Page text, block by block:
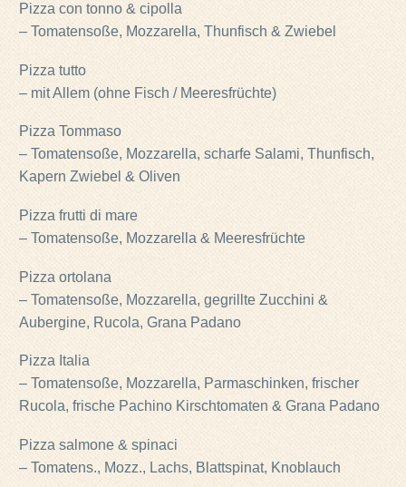
Pizza con tonno & cipolla
– Tomatensoße, Mozzarella, Thunfisch & Zwiebel
Pizza tutto
– mit Allem (ohne Fisch / Meeresfrüchte)
Pizza Tommaso
– Tomatensoße, Mozzarella, scharfe Salami, Thunfisch,
Kapern Zwiebel & Oliven
Pizza frutti di mare
– Tomatensoße, Mozzarella & Meeresfrüchte
Pizza ortolana
– Tomatensoße, Mozzarella, gegrillte Zucchini &
Aubergine, Rucola, Grana Padano
Pizza Italia
– Tomatensoße, Mozzarella, Parmaschinken, frischer
Rucola, frische Pachino Kirschtomaten & Grana Padano
Pizza salmone & spinaci
– Tomatens., Mozz., Lachs, Blattspinat, Knoblauch